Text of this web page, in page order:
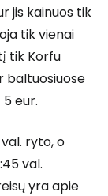
jis kainuos tik
tik vienai
tik Korfu
baltuosiuose
eur.
ryto, o
val.
yra apie